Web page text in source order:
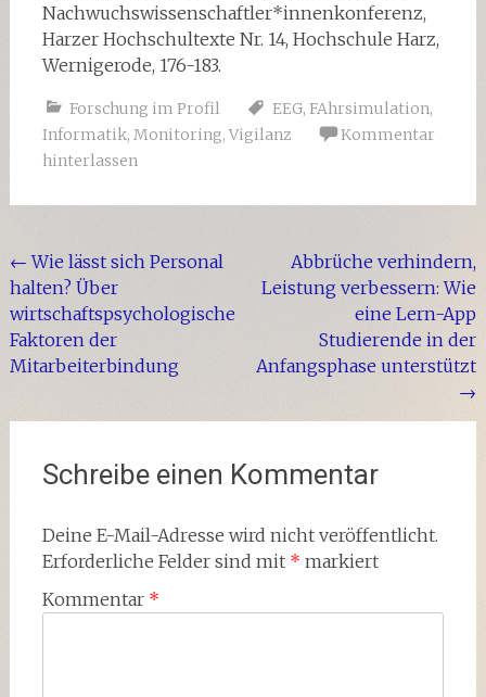
Nachwuchswissenschaftler*innenkonferenz,
Harzer Hochschultexte Nr. 14, Hochschule Harz,
Wernigerode, 176-183.
Forschung im Profil EEG, FAhrsimulation,
Informatik, Monitoring, Vigilanz
Kommentar
hinterlassen
Beitragsnavigation
← Wie lässt sich Personal
halten? Über
wirtschaftspsychologische
Faktoren der
Mitarbeiterbindung
Abbrüche verhindern,
Leistung verbessern: Wie
eine Lern-App
Studierende in der
Anfangsphase unterstützt
→
Schreibe einen Kommentar
Deine E-Mail-Adresse wird nicht veröffentlicht.
Erforderliche Felder sind mit * markiert
Kommentar *